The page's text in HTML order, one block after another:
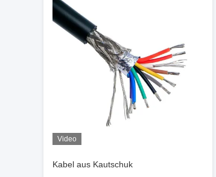
Video
Kabel aus Kautschuk